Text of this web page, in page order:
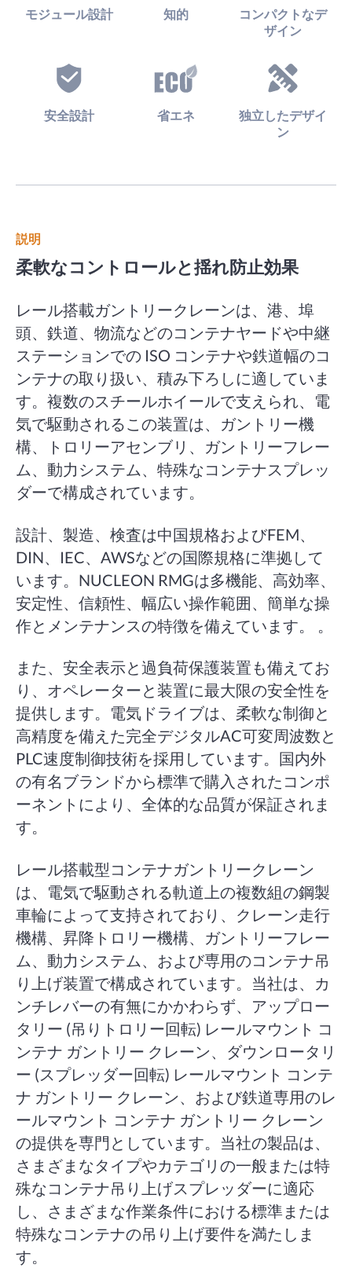
モジュール設計 知的
コンパクトなデ
ザイン
安全設計 省エネ
独立したデザイ
ン
説明
柔軟なコントロールと揺れ防止効果
レール搭載ガントリークレーンは、港、埠
頭、鉄道、物流などのコンテナヤードや中継
ステーションでの ISO コンテナや鉄道幅のコ
ンテナの取り扱い、積み下ろしに適していま
す。複数のスチールホイールで支えられ、電
気で駆動されるこの装置は、ガントリー機
構、トロリーアセンブリ、ガントリーフレー
ム、動力システム、特殊なコンテナスプレッ
ダーで構成されています。
設計、製造、検査は中国規格およびFEM、
DIN、IEC、AWSなどの国際規格に準拠して
います。NUCLEON RMGは多機能、高効率、
安定性、信頼性、幅広い操作範囲、簡単な操
作とメンテナンスの特徴を備えています。 。
また、安全表示と過負荷保護装置も備えてお
り、オペレーターと装置に最大限の安全性を
提供します。電気ドライブは、柔軟な制御と
高精度を備えた完全デジタルAC可変周波数と
PLC速度制御技術を採用しています。国内外
の有名ブランドから標準で購入されたコンポ
ーネントにより、全体的な品質が保証されま
す。
レール搭載型コンテナガントリークレーン
は、電気で駆動される軌道上の複数組の鋼製
車輪によって支持されており、クレーン走行
機構、昇降トロリー機構、ガントリーフレー
ム、動力システム、および専用のコンテナ吊
り上げ装置で構成されています。当社は、カ
ンチレバーの有無にかかわらず、アップロー
タリー (吊りトロリー回転) レールマウント コ
ンテナ ガントリー クレーン、ダウンロータリ
ー (スプレッダー回転) レールマウント コンテ
ナ ガントリー クレーン、および鉄道専用のレ
ールマウント コンテナ ガントリー クレーン
の提供を専門としています。当社の製品は、
さまざまなタイプやカテゴリの一般または特
殊なコンテナ吊り上げスプレッダーに適応
し、さまざまな作業条件における標準または
特殊なコンテナの吊り上げ要件を満たしま
す。